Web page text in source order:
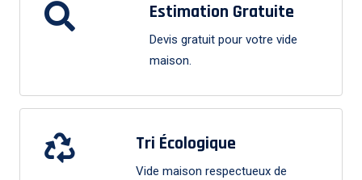
Estimation Gratuite
Devis gratuit pour votre vide
maison.
Tri Écologique
Vide maison respectueux de